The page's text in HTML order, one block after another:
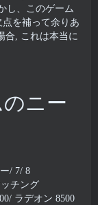
し、このゲーム
を補って余りあ
合, これは本当に
のニー
/ 7/ 8
チング
ラデオン 8500